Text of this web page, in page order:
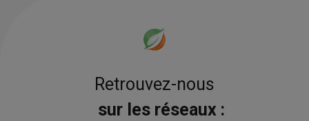
Retrouvez-nous
sur les réseaux :